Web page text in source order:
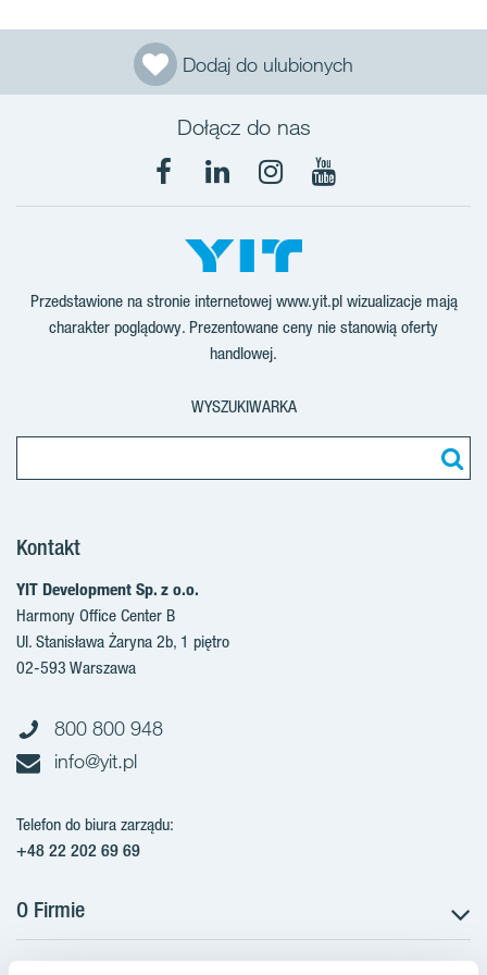
Dodaj do ulubionych
Dołącz do nas
Facebook
LinkedInInstagram
YouTube
Przedstawione na stronie internetowej www.yit.pl wizualizacje mają
charakter poglądowy. Prezentowane ceny nie stanowią oferty
handlowej.
WYSZUKIWARKA
Kontakt
YIT Development Sp. z o.o.
Harmony Office Center B
Ul. Stanisława Żaryna 2b, 1 piętro
02-593 Warszawa
800 800 948
info@yit.pl
Telefon do biura zarządu:
+48 22 202 69 69
O Firmie
Projekty w przygotowaniu
Projekty w Polsce